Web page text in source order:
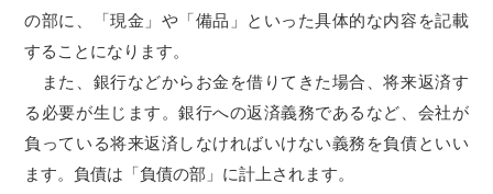
の部に、「現金」や「備品」といった具体的な内容を記載
することになります。
また、銀行などからお金を借りてきた場合、将来返済す
る必要が生じます。銀行への返済義務であるなど、会社が
負っている将来返済しなければいけない義務を負債といい
ます。負債は「負債の部」に計上されます。